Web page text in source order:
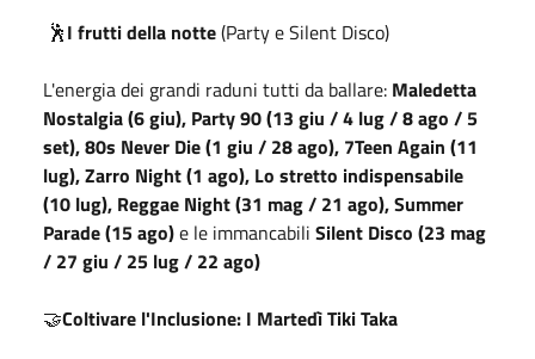
🕺I frutti della notte(Party e Silent Disco)
L'energia dei grandi raduni tutti da ballare: Maledetta
Nostalgia (6 giu), Party 90 (13 giu / 4 lug / 8 ago / 5
set), 80s Never Die (1 giu / 28 ago), 7Teen Again (11
lug), Zarro Night (1 ago), Lo stretto indispensabile
(10 lug), Reggae Night(31 mag / 21 ago), Summer
Parade (15 ago)e le immancabili Silent Disco (23 mag
/ 27 giu / 25 lug / 22 ago)
🤝Coltivare l'Inclusione: I Martedì Tiki Taka